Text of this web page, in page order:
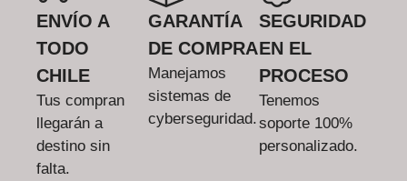
ENVÍO A
TODO
CHILE
Tus compran
llegarán a
destino sin
falta.
GARANTÍA
DE COMPRA
Manejamos
sistemas de
cyberseguridad.
SEGURIDAD
EN EL
PROCESO
Tenemos
soporte 100%
personalizado.